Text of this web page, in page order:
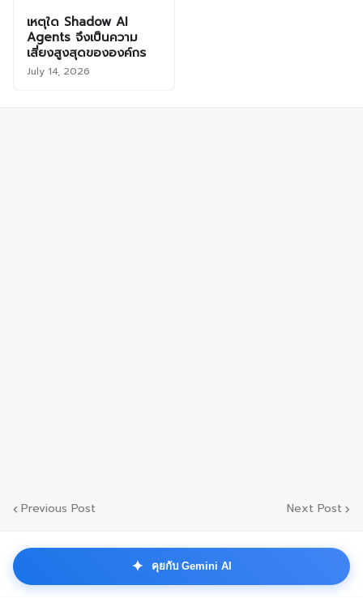
เหตุใด Shadow AI
Agents จึงเป็นความ
เสี่ยงสูงสุดขององค์กร
July 14, 2026
Previous Post Next Post
✦ คุยกับ Gemini AI